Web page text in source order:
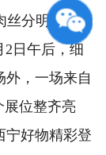
分明、红里
日午后，细
外，一场来自
展位整齐亮
宁好物精彩登